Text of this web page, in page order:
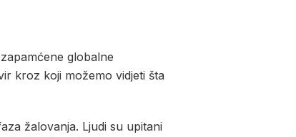
globalne
kroz koji možemo vidjeti šta
žalovanja. Ljudi su upitani